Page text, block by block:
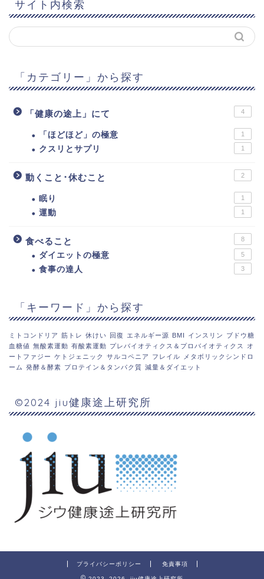
サイト内検索
「カテゴリー」から探す
「健康の途上」にて 4
「ほどほど」の極意 1
クスリとサプリ 1
動くこと･休むこと 2
眠り 1
運動 1
食べること 8
ダイエットの極意 5
食事の達人 3
「キーワード」から探す
ミトコンドリア 筋トレ 休けい 回復 エネルギー源 BMI インスリン
ブドウ糖
血糖値 無酸素運動 有酸素運動 プレバイオティクス＆プロバイオティクス
オ
ートファジー ケトジェニック サルコペニア フレイル
メタボリックシンドロ
ーム 発酵＆酵素 プロテイン＆タンパク質 減量＆ダイエット
©2024 jiu健康途上研究所
プライバシーポリシー 免責事項